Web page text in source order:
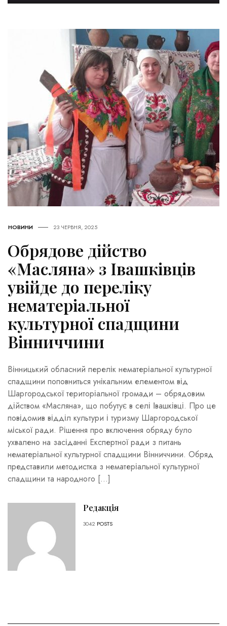
НОВИНИ 23 ЧЕРВНЯ, 2025
Обрядове дійство
«Масляна» з Івашківців
увійде до переліку
нематеріальної
культурної спадщини
Вінниччини
Вінницький обласний перелік нематеріальної культурної
спадщини поповниться унікальним елементом від
Шаргородської територіальної громади – обрядовим
дійством «Масляна», що побутує в селі Івашківці. Про це
повідомив відділ культури і туризму Шаргородської
міської ради. Рішення про включення обряду було
ухвалено на засіданні Експертної ради з питань
нематеріальної культурної спадщини Вінниччини. Обряд
представили методистка з нематеріальної культурної
спадщини та народного […]
Редакція
3042 POSTS